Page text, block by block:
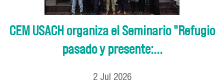
CEM USACH organiza el Seminario "Refugio
pasado y presente:...
2 Jul 2026